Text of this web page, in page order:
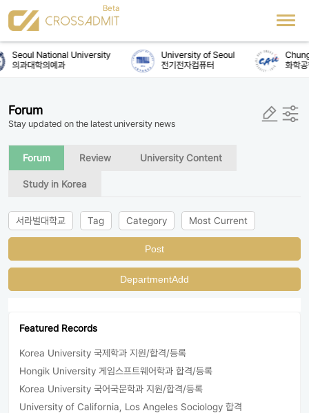
Seoul National University
의과대학의예과
University of Seoul
전기전자컴퓨터
화학공
Forum
Stay updated on the latest university news
Forum Review University Content
Study in Korea
서라벌대학교 Tag Category Most Current
Post
DepartmentAdd
Featured Records
Korea University 국제학과 지원/합격/등록
Hongik University 게임스프트웨어학과 합격/등록
Korea University 국어국문학과 지원/합격/등록
University of California, Los Angeles Sociology 합격